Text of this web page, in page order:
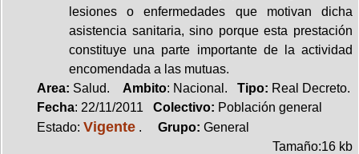
lesiones o enfermedades que motivan dicha
asistencia sanitaria, sino porque esta prestación
constituye una parte importante de la actividad
encomendada a las mutuas.
Area: Salud. Ambito: Nacional. Tipo: Real Decreto.
Fecha: 22/11/2011 Colectivo: Población general
Estado: Vigente . Grupo: General
Tamaño:16 kb